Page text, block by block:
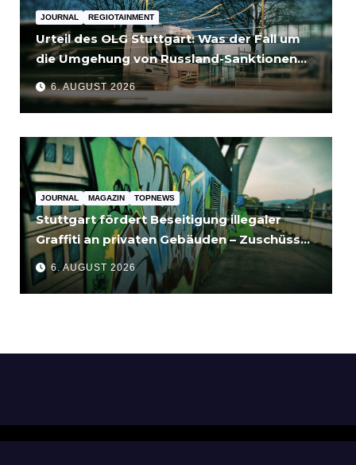
JOURNAL REGIOTAINMENT
Urteil des OLG Stuttgart: Was der Fall um
die Umgehung von Russland-Sanktionen
für Unternehmen bedeutet
6. AUGUST 2026
JOURNAL MAGAZIN TOPNEWS
Stuttgart fördert Beseitigung illegaler
Graffiti an privaten Gebäuden – Zuschüsse
bis 3.500 Euro
6. AUGUST 2026